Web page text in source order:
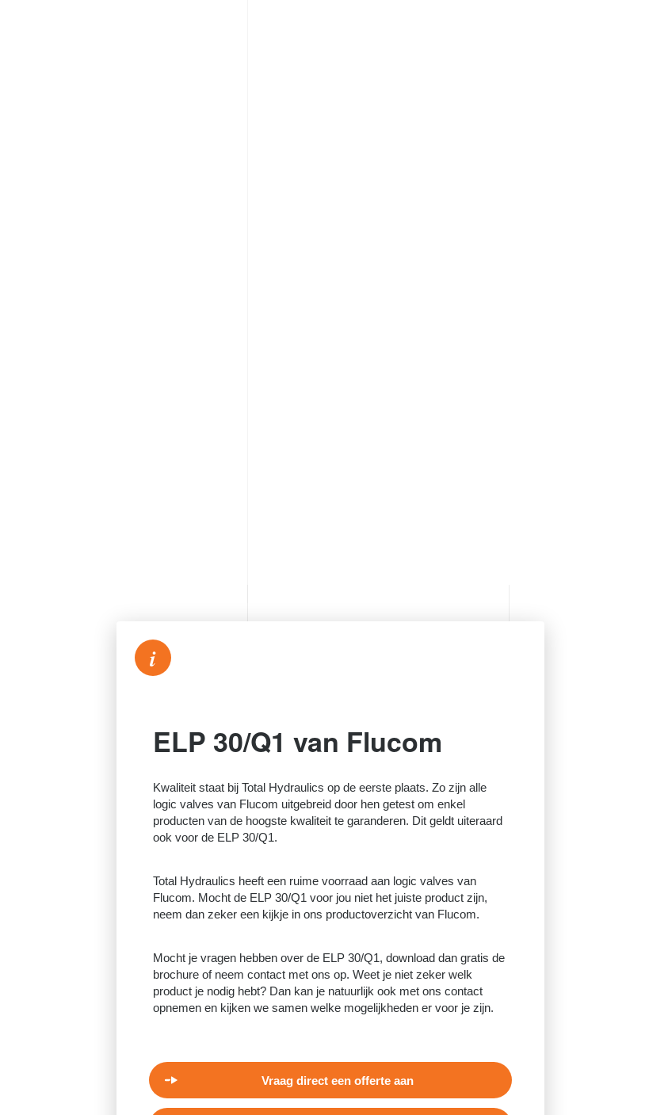
i
ELP 30/Q1 van Flucom
Kwaliteit staat bij Total Hydraulics op de eerste plaats. Zo zijn alle
logic valves van Flucom uitgebreid door hen getest om enkel
producten van de hoogste kwaliteit te garanderen. Dit geldt uiteraard
ook voor de ELP 30/Q1.
Total Hydraulics heeft een ruime voorraad aan logic valves van
Flucom. Mocht de ELP 30/Q1 voor jou niet het juiste product zijn,
neem dan zeker een kijkje in ons productoverzicht van Flucom.
Mocht je vragen hebben over de ELP 30/Q1, download dan gratis de
brochure of neem contact met ons op. Weet je niet zeker welk
product je nodig hebt? Dan kan je natuurlijk ook met ons contact
opnemen en kijken we samen welke mogelijkheden er voor je zijn.
Vraag direct een offerte aan